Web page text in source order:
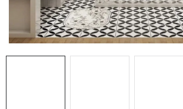
Formulár na vrátenie tovaru